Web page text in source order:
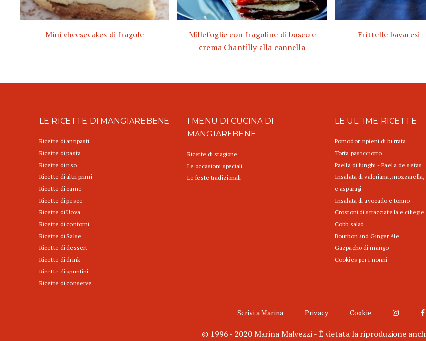
Mini cheesecakes di fragole
Millefoglie con fragoline di bosco e
crema Chantilly alla cannella
Frittelle bavaresi -
LE RICETTE DI MANGIAREBENE
Ricette di antipasti
Ricette di pasta
Ricette di riso
Ricette di altri primi
Ricette di carne
Ricette di pesce
Ricette di Uova
Ricette di contorni
Ricette di Salse
Ricette di dessert
Ricette di drink
Ricette di spuntini
Ricette di conserve
I MENU DI CUCINA DI
MANGIAREBENE
Ricette di stagione
Le occasioni speciali
Le feste tradizionali
LE ULTIME RICETTE
Pomodori ripieni di burrata
Torta pasticciotto
Paella di funghi - Paella de setas
Insalata di valeriana,
e asparagi
Insalata di avocado e tonno
Crostoni di stracciatella e ciliegie
Cobb salad
Bourbon and Ginger Ale
Gazpacho di mango
Cookies per i nonni
Scrivi a Marina Privacy Cookie
© 1996 - 2020 Marina Malvezzi - È vietata la riproduzione